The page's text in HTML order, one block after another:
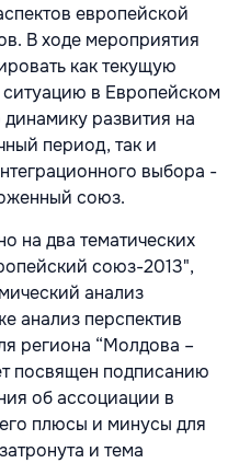
европейской
В ходе мероприятия
как текущую
в Европейском
развития на
период, так и
выбора -
союз.
на два тематических
союз-2013",
анализ
анализ перспектив
региона “Молдова –
посвящен подписанию
об ассоциации в
плюсы и минусы для
и тема